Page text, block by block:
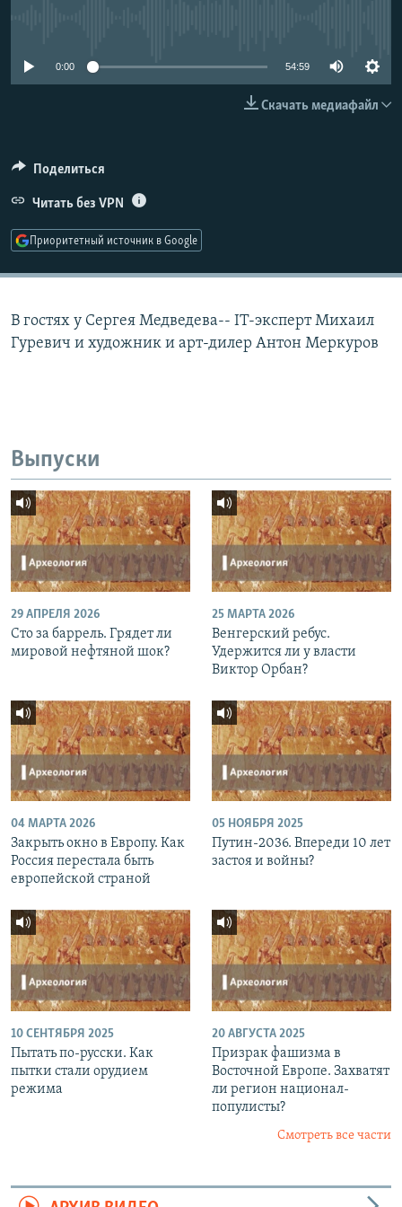
0:00 54:59
Скачать медиафайл
Поделиться
Читать без VPN
Приоритетный источник в Google
В гостях у Сергея Медведева-- IT-эксперт Михаил
Гуревич и художник и арт-дилер Антон Меркуров
Выпуски
29 АПРЕЛЯ 2026
Сто за баррель. Грядет ли
мировой нефтяной шок?
25 МАРТА 2026
Венгерский ребус.
Удержится ли у власти
Виктор Орбан?
04 МАРТА 2026
Закрыть окно в Европу. Как
Россия перестала быть
европейской страной
05 НОЯБРЯ 2025
Путин-2036. Впереди 10 лет
застоя и войны?
10 СЕНТЯБРЯ 2025
Пытать по-русски. Как
пытки стали орудием
режима
20 АВГУСТА 2025
Призрак фашизма в
Восточной Европе. Захватят
ли регион национал-
популисты?
Смотреть все части